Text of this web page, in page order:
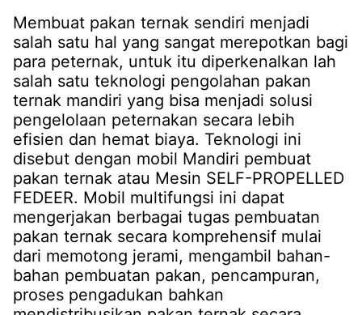
Membuat pakan ternak sendiri menjadi
salah satu hal yang sangat merepotkan bagi
para peternak, untuk itu diperkenalkan lah
salah satu teknologi pengolahan pakan
ternak mandiri yang bisa menjadi solusi
pengelolaan peternakan secara lebih
efisien dan hemat biaya. Teknologi ini
disebut dengan mobil Mandiri pembuat
pakan ternak atau Mesin SELF-PROPELLED
FEDEER. Mobil multifungsi ini dapat
mengerjakan berbagai tugas pembuatan
pakan ternak secara komprehensif mulai
dari memotong jerami, mengambil bahan-
bahan pembuatan pakan, pencampuran,
proses pengadukan bahkan